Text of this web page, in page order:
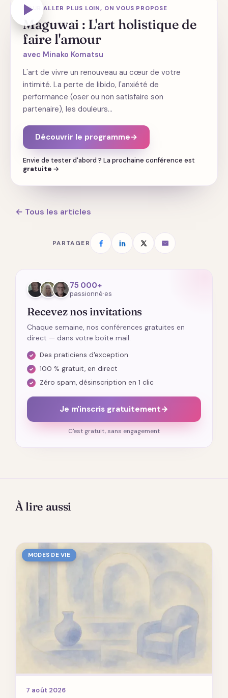
PARTAGER
POUR ALLER PLUS LOIN, ON VOUS PROPOSE
Maguwai : L'art holistique de
faire l'amour
avec Minako Komatsu
L'art de vivre un renouveau au cœur de votre
intimité. La perte de libido, l'anxiété de
performance (oser ou non satisfaire son
partenaire), les douleurs…
Découvrir le programme→
Envie de tester d'abord ? La prochaine conférence est
gratuite →
← Tous les articles
75 000+
passionné·es
Recevez nos invitations
Chaque semaine, nos conférences gratuites en
direct — dans votre boîte mail.
Des praticiens d'exception
100 % gratuit, en direct
Zéro spam, désinscription en 1 clic
Je m'inscris gratuitement→
C'est gratuit, sans engagement
À lire aussi
MODES DE VIE
7 août 2026